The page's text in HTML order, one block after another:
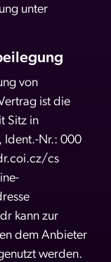
unter
von
ist die
Sitz in
Ident.-Nr.: 000
cs
kann zur
dem Anbieter
werden.